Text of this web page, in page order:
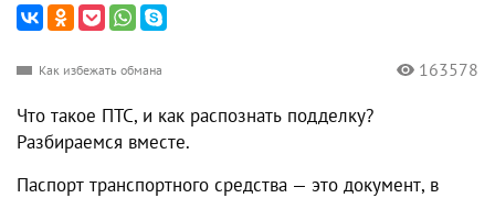
Как избежать обмана 163578
Что такое ПТС, и как распознать подделку?
Разбираемся вместе.
Паспорт транспортного средства — это документ, в